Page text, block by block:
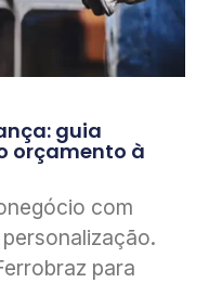
guia
orçamento à
com
para